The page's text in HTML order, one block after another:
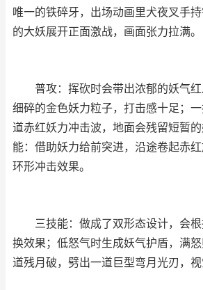
唯一的铁碎牙，出场动画里犬夜叉手
的大妖展开正面激战，画面张力拉满。
普攻：挥砍时会带出浓郁的妖气
细碎的金色妖力粒子，打击感十足；
道赤红妖力冲击波，地面会残留短暂
能：借助妖力给前突进，沿途卷起赤
环形冲击效果。
三技能：做成了双形态设计，会
换效果；低怒气时生成妖气护盾，满
道残月破，劈出一道巨型弯月光刃，视